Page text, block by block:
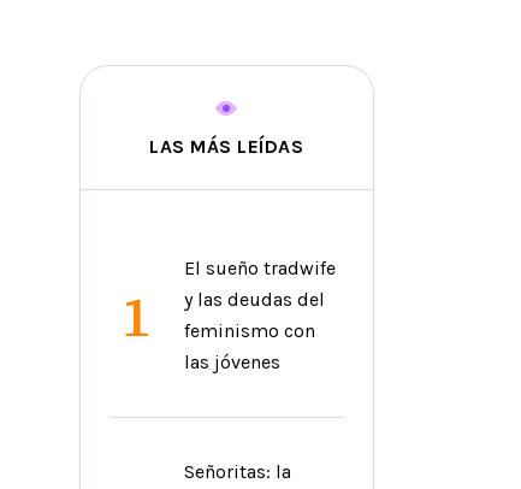
LAS MÁS LEÍDAS
1
El sueño tradwife
y las deudas del
feminismo con
las jóvenes
Señoritas: la